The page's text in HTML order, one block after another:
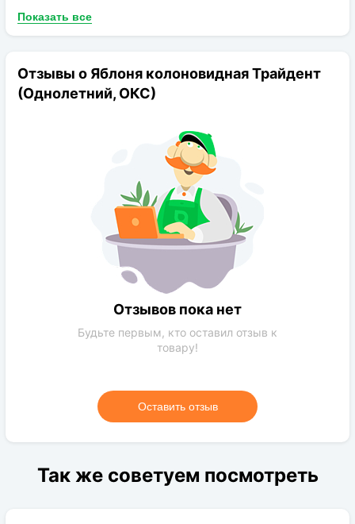
Опыление:
Род:
Яблоня
Требования к грунту:
обычная почва,чернозем
Показать все
Отзывы о Яблоня колоновидная Трайдент
(Однолетний, ОКС)
Отзывов пока нет
Будьте первым, кто оставил отзыв к
товару!
Оставить отзыв
Так же советуем посмотреть